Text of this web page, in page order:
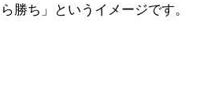
勝ち」というイメージです。